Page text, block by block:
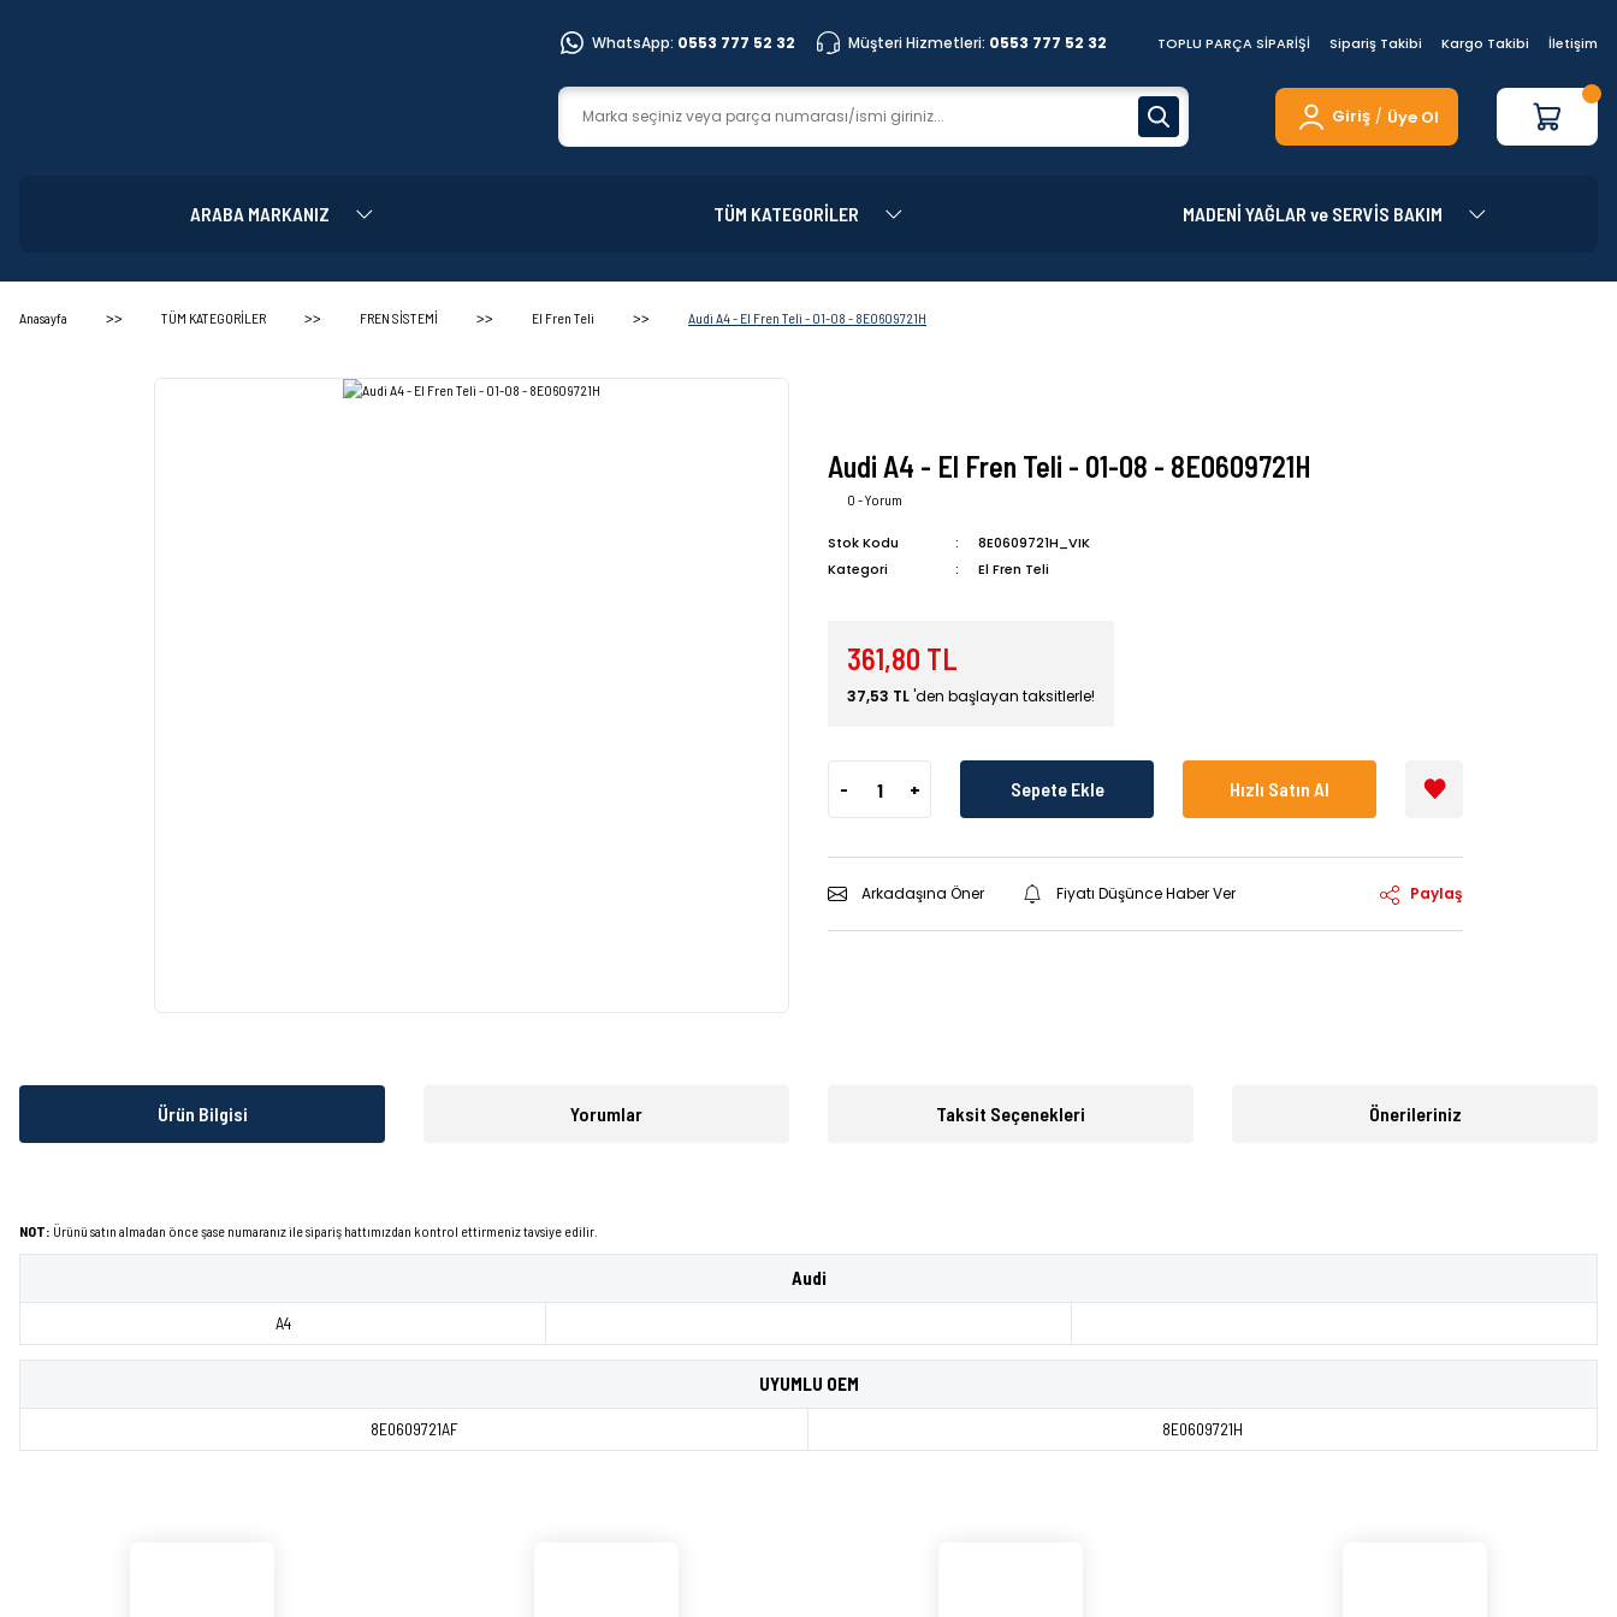
WhatsApp: 0553 777 52 32 Müşteri Hizmetleri: 0553 777 52 32 TOPLU PARÇA SİPARİŞİ Sipariş Takibi Kargo Takibi İletişim
Giriş / Üye Ol
ARABA MARKANIZ TÜM KATEGORİLER MADENİ YAĞLAR ve SERVİS BAKIM
Anasayfa TÜM KATEGORİLER FREN SİSTEMİ El Fren Teli Audi A4 - El Fren Teli - 01-08 - 8E0609721H
Audi A4 - El Fren Teli - 01-08 - 8E0609721H
0 - Yorum
Stok Kodu
8E0609721H_VIK
Kategori
El Fren Teli
361,80 TL
37,53 TL'den başlayan taksitlerle!
- + Sepete Ekle Hızlı Satın Al
Arkadaşına Öner Fiyatı Düşünce Haber Ver Paylaş
Ürün Bilgisi Yorumlar Taksit Seçenekleri Önerileriniz
NOT: Ürünü satın almadan önce şase numaranız ile sipariş hattımızdan kontrol ettirmeniz tavsiye edilir.
Audi
A4
UYUMLU OEM
8E0609721AF 8E0609721H